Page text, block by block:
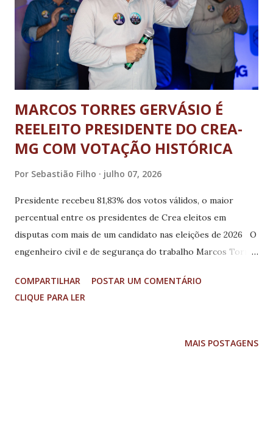
deverá ser renovada. O Mapa do Turismo Brasileiro é um
instrumento do Ministério do Turismo que reúne
municípios com real vocação turística ou impacto do setor,
servindo para direcionar políticas públicas, investimentos
em infraestrutu...
MARCOS TORRES GERVÁSIO É
REELEITO PRESIDENTE DO CREA-
MG COM VOTAÇÃO HISTÓRICA
Por Sebastião Filho julho 07, 2026
Presidente recebeu 81,83% dos votos válidos, o maior
percentual entre os presidentes de Crea eleitos em
disputas com mais de um candidato nas eleições de 2026 O
engenheiro civil e de segurança do trabalho Marcos Torres
Engenharia e Agronomia de Minas Gerais (Crea-MG) nas
eleições realizadas na última sexta-feira (3/7). Com 12.149
COMPARTILHAR
POSTAR UM COMENTÁRIO
CLIQUE PARA LER
MAIS POSTAGENS